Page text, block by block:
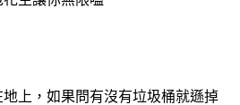
上，如果問有沒有垃圾桶就遜掉